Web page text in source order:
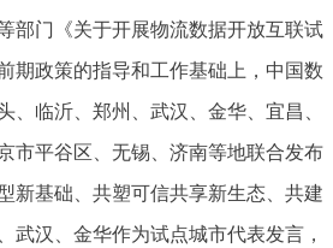
部门《关于开展物流数据开放互联试
期政策的指导和工作基础上，中国数
、临沂、郑州、武汉、金华、宜昌、
市平谷区、无锡、济南等地联合发布
新基础、共塑可信共享新生态、共建
武汉、金华作为试点城市代表发言，